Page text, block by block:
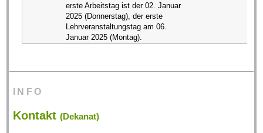
erste Arbeitstag ist der 02. Januar
2025 (Donnerstag), der erste
Lehrveranstaltungstag am 06.
Januar 2025 (Montag).
INFO
Kontakt(Dekanat)